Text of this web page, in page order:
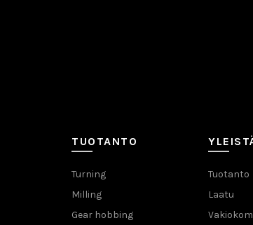
TUOTANTO
Turning
Milling
Gear hobbing
Tuotanto
Laatu